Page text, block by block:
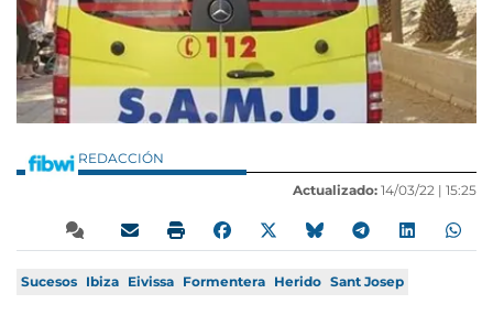
REDACCIÓN
Actualizado: 14/03/22 | 15:25
Sucesos Ibiza Eivissa Formentera Herido Sant Josep